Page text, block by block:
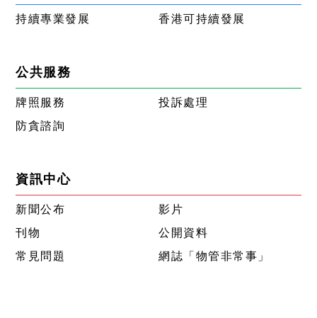
持續專業發展 香港可持續發展
公共服務
牌照服務
投訴處理
防貪諮詢
資訊中心
新聞公布
影片
刊物
公開資料
常見問題
網誌「物管非常事」